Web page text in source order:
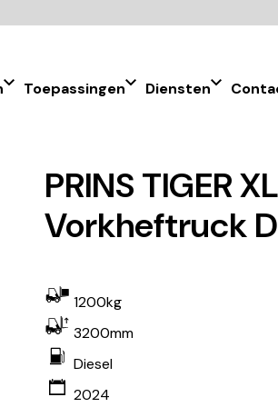
Toepassingen Diensten
PRINS TIGER
Vorkheftruck
1200kg
3200mm
Diesel
2024